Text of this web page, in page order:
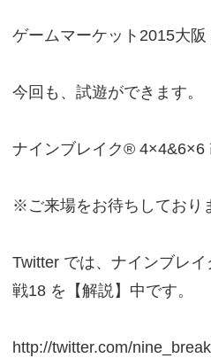
ゲームマーケット2015大阪
今回も、試遊ができます。
ナインブレイク® 4×4&6×6
※ご来場をお待ちしており
Twitter では、ナインブレ
戦18 を【解説】中です。
http://twitter.com/nine_break